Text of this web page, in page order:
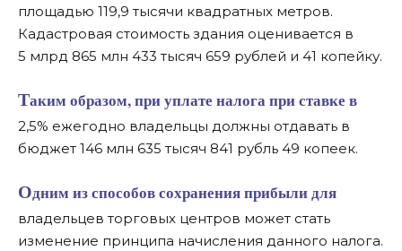
площадью 119,9 тысячи квадратных метров.
Кадастровая стоимость здания оценивается в
5 млрд 865 млн 433 тысяч 659 рублей и 41 копейку.
Таким образом, при уплате налога при ставке в
2,5% ежегодно владельцы должны отдавать в
бюджет 146 млн 635 тысяч 841 рубль 49 копеек.
Одним из способов сохранения прибыли для
владельцев торговых центров может стать
изменение принципа начисления данного налога.